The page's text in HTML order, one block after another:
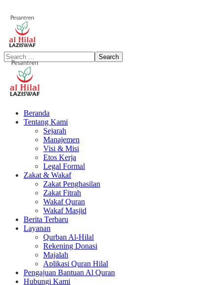
Beranda
Tentang Kami
Sejarah
Manajemen
Visi & Misi
Etos Kerja
Legal Formal
Zakat & Wakaf
Zakat Penghasilan
Zakat Fitrah
Wakaf Quran
Wakaf Masjid
Berita Terbaru
Layanan
Qurban Al-Hilal
Rekening Donasi
Majalah
Aplikasi Quran Hilal
Pengajuan Bantuan Al Quran
Hubungi Kami